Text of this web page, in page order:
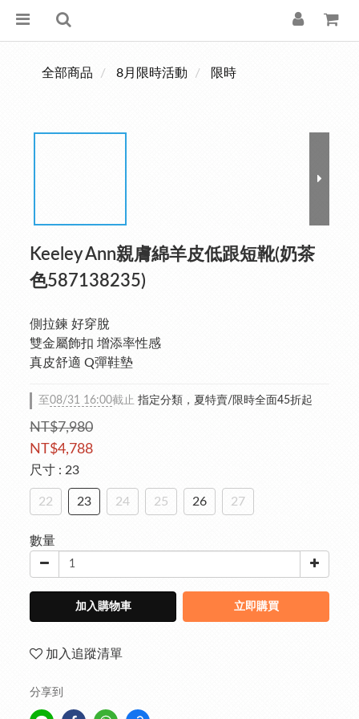
全部商品 8月限時活動 限時
Keeley Ann親膚綿羊皮低跟短靴(奶茶
色587138235)
側拉鍊 好穿脫
雙金屬飾扣 增添率性感
真皮舒適 Q彈鞋墊
至08/31 16:00截止 指定分類，夏特賣/限時全面45折起
NT$7,980
NT$4,788
尺寸 : 23
22 23 24 25 26 27
數量
加入購物車 立即購買
加入追蹤清單
分享到